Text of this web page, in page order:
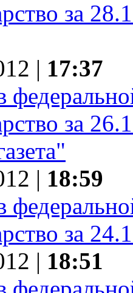
за
| 17:37
за
| 18:59
за
| 18:51